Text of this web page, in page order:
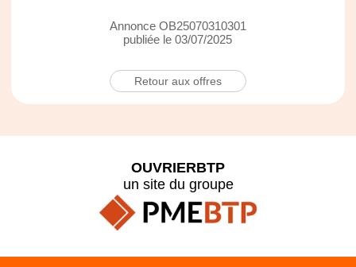
Annonce OB25070310301
publiée le 03/07/2025
Retour aux offres
OUVRIERBTP
un site du groupe